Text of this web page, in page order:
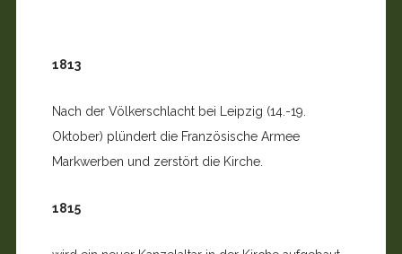
1813
Nach der Völkerschlacht bei Leipzig (14.-19.
Oktober) plündert die Französische Armee
Markwerben und zerstört die Kirche.
1815